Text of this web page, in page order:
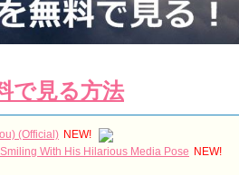
で見る方法
(Official) NEW!
With His Hilarious Media Pose NEW!